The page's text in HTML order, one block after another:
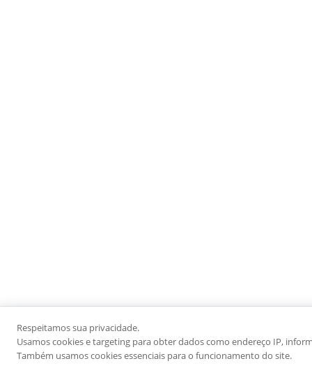
Respeitamos sua privacidade.
Usamos cookies e targeting para obter dados como endereço IP,
Também usamos cookies essenciais para o funcionamento do site.